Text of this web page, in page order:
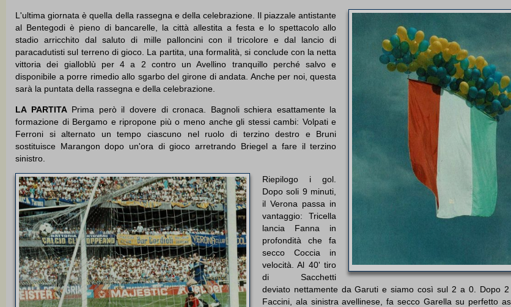
L'ultima giornata è quella della rassegna e della celebrazione. Il piazzale antistante
al Bentegodi è pieno di bancarelle, la città allestita a festa e lo spettacolo allo
stadio arricchito dal saluto di mille palloncini con il tricolore e dal lancio di
paracadutisti sul terreno di gioco. La partita, una formalità, si conclude con la netta
vittoria dei gialloblù per 4 a 2 contro un Avellino tranquillo perché salvo e
disponibile a porre rimedio allo sgarbo del girone di andata. Anche per noi, questa
sarà la puntata della rassegna e della celebrazione.
LA PARTITAPrima però il dovere di cronaca. Bagnoli schiera esattamente la
formazione di Bergamo e ripropone più o meno anche gli stessi cambi: Volpati e
Ferroni si alternato un tempo ciascuno nel ruolo di terzino destro e Bruni
sostituisce Marangon dopo un'ora di gioco arretrando Briegel a fare il terzino
sinistro.
Riepilogo i gol.
Dopo soli 9 minuti,
il Verona passa in
vantaggio: Tricella
lancia Fanna in
profondità che fa
secco Coccia in
velocità. Al 40' tiro
di Sacchetti
deviato nettamente da Garuti e siamo così sul 2 a 0. Dopo
Faccini, ala sinistra avellinese, fa secco Garella su perfetto